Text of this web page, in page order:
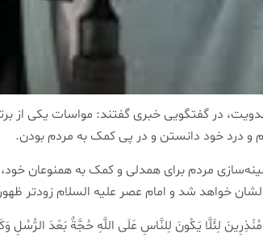
در گفتگویی خبری گفتند: مواسات یکی از
درد خود دانستن و در پی کمک به مردم بودن.
مردم برای همدلی و کمک به همنوعان
خواهد شد و امام عصر علیه السلام زودتر
سوره نساء «رُسُلًا مُبَشِّرِینَ وَمُنْذِرِینَ لِئَلَّا یَکُونَ لِلنَّاسِ عَلَی